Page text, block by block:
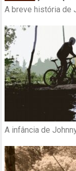
A breve história de
A infância de